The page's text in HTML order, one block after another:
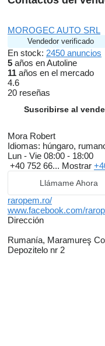
MOROGEC AUTO SRL
Vendedor verificado
En stock: 2450 anuncios
5 años en Autoline
11 años en el mercado
4.6
20 reseñas
Suscribirse al
Mora Robert
Idiomas: húngaro,
Lun - Vie 08:00 - 18:00
+40 752 66... Mostrar
Llámame Ahora
raropem.ro/
www.facebook.com/
Dirección
Rumanía, Maramureş
Depozitelo nr 2